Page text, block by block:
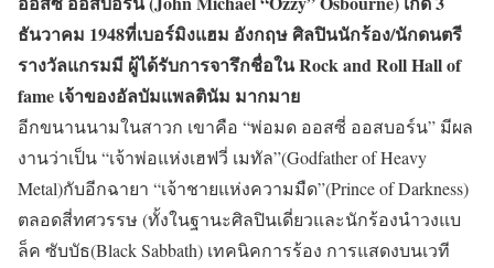
ธันวาคม 1948ที่เบอร์มิงแฮม อังกฤษ ศิลปินนักร้อง/นักดนตรี
รางวัลแกรมมี ผู้ได้รับการจารึกชื่อใน Rock and Roll Hall of
fame เจ้าของอัลบัมแพลตินัม มากมาย
อีกขนานนามในสาวก เขาคือ “พ่อมด ออสซี่ ออสบอร์น” มีผล
งานว่าเป็น “เจ้าพ่อแห่งเฮฟวี่ เมทัล”(Godfather of Heavy
Metal)กับอีกฉายา “เจ้าชายแห่งความมืด”(Prince of Darkness)
ตลอดสี่ทศวรรษ (ทั้งในฐานะศิลปินเดี่ยวและนักร้องนำวงแบ
ล็ค ซับบัธ(Black Sabbath) เทคนิคการร้อง การแสดงบนเวที